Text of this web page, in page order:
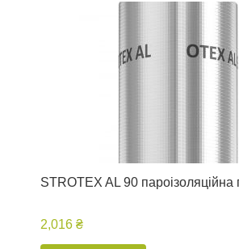
STROTEX AL 90 пароізоляційна
2,016 ₴